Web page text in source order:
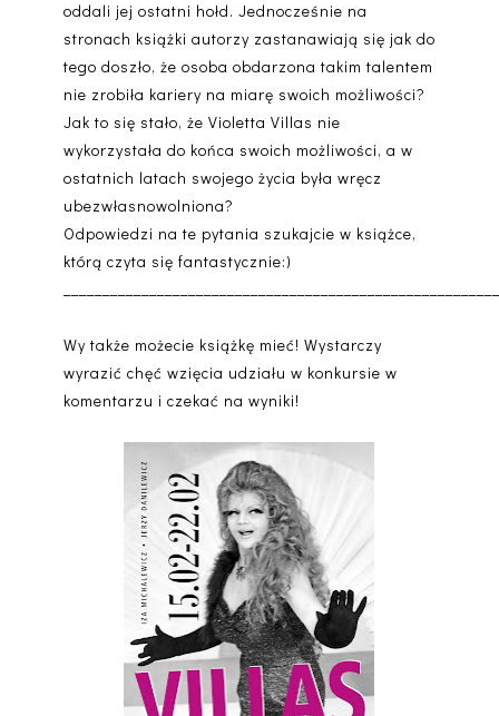
oddali jej ostatni hołd. Jednocześnie na
stronach książki autorzy zastanawiają się jak do
tego doszło, że osoba obdarzona takim talentem
nie zrobiła kariery na miarę swoich możliwości?
Jak to się stało, że Violetta Villas nie
wykorzystała do końca swoich możliwości, a w
ostatnich latach swojego życia była wręcz
ubezwłasnowolniona?
Odpowiedzi na te pytania szukajcie w książce,
którą czyta się fantastycznie:)
Wy także możecie książkę mieć! Wystarczy
wyrazić chęć wzięcia udziału w konkursie w
komentarzu i czekać na wyniki!